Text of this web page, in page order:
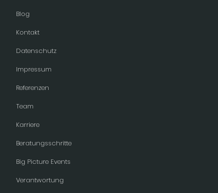
Referenzen
Team
Karriere
Beratungsschritte
Big Picture Events
Verantwortung
Blog
Kontakt
Datenschutz
Impressum